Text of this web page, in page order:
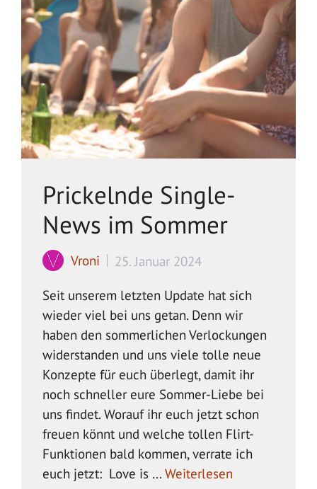
Prickelnde Single-
News im Sommer
Vroni
25. Januar 2024
Seit unserem letzten Update hat sich
wieder viel bei uns getan. Denn wir
haben den sommerlichen Verlockungen
widerstanden und uns viele tolle neue
Konzepte für euch überlegt, damit ihr
noch schneller eure Sommer-Liebe bei
uns findet. Worauf ihr euch jetzt schon
freuen könnt und welche tollen Flirt-
Funktionen bald kommen, verrate ich
euch jetzt: Love is ... Weiterlesen